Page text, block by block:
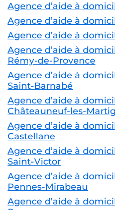
Agence d’aide à
Agence d’aide à
Agence d’aide à
Agence d’aide à
Rémy-de-Provence
Agence d’aide à
Saint-Barnabé
Agence d’aide à
Châteauneuf-les-
Agence d’aide à
Castellane
Agence d’aide à
Saint-Victor
Agence d’aide à
Pennes-Mirabeau
Agence d’aide à